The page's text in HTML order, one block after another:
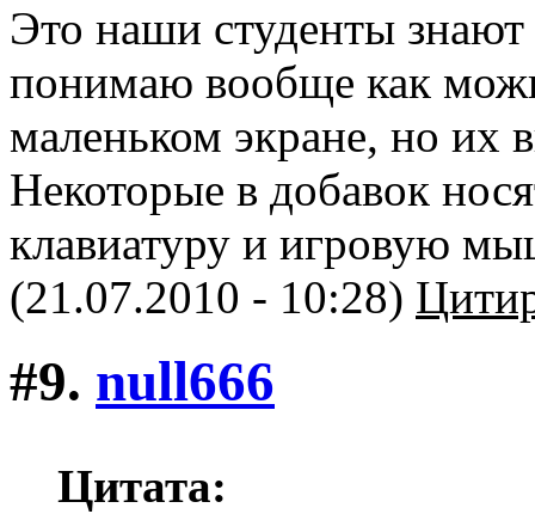
Это наши студенты
понимаю вообще как
маленьком экране, но их
Некоторые в добавок
клавиатуру и игровую
(21.07.2010 - 10:28)
#9. null666
Цитата: